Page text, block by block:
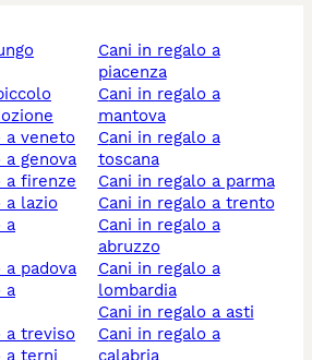
a veneto
a genova
a firenze
a lazio
a padova
a treviso
cani in regalo a
piacenza
cani in regalo a
mantova
cani in regalo a
toscana
cani in regalo a parma
cani in regalo a trento
cani in regalo a
abruzzo
cani in regalo a
lombardia
cani in regalo a asti
cani in regalo a